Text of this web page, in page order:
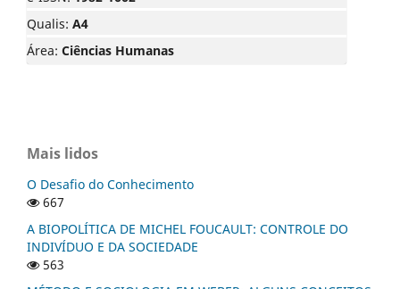
Qualis: A4
Área: Ciências Humanas
Mais lidos
O Desafio do Conhecimento
667
A BIOPOLÍTICA DE MICHEL FOUCAULT: CONTROLE DO
INDIVÍDUO E DA SOCIEDADE
563